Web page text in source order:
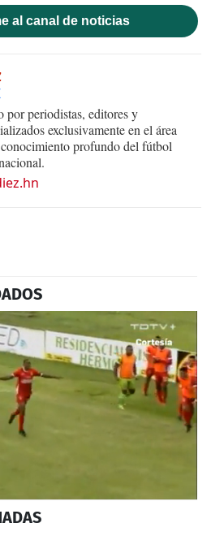
al canal de noticias
por periodistas, editores y
exclusivamente en el área
profundo del fútbol